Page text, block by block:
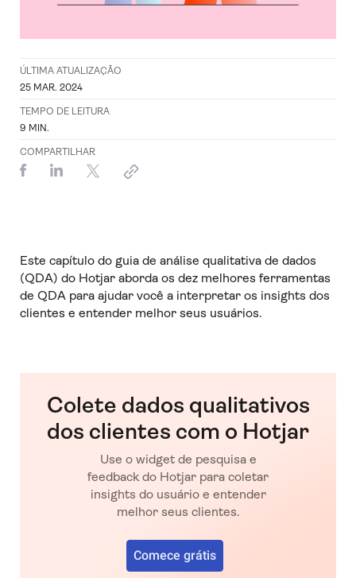
ÚLTIMA ATUALIZAÇÃO
25 MAR. 2024
TEMPO DE LEITURA
9 MIN.
COMPARTILHAR
Este capítulo do guia de análise qualitativa de dados
(QDA) do Hotjar aborda os dez melhores ferramentas
de QDA para ajudar você a interpretar os insights dos
clientes e entender melhor seus usuários.
Colete dados qualitativos
dos clientes com o Hotjar
Use o widget de pesquisa e
feedback do Hotjar para coletar
insights do usuário e entender
melhor seus clientes.
Comece grátis